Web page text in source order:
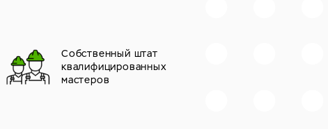
Собственный штат
квалифицированных
мастеров